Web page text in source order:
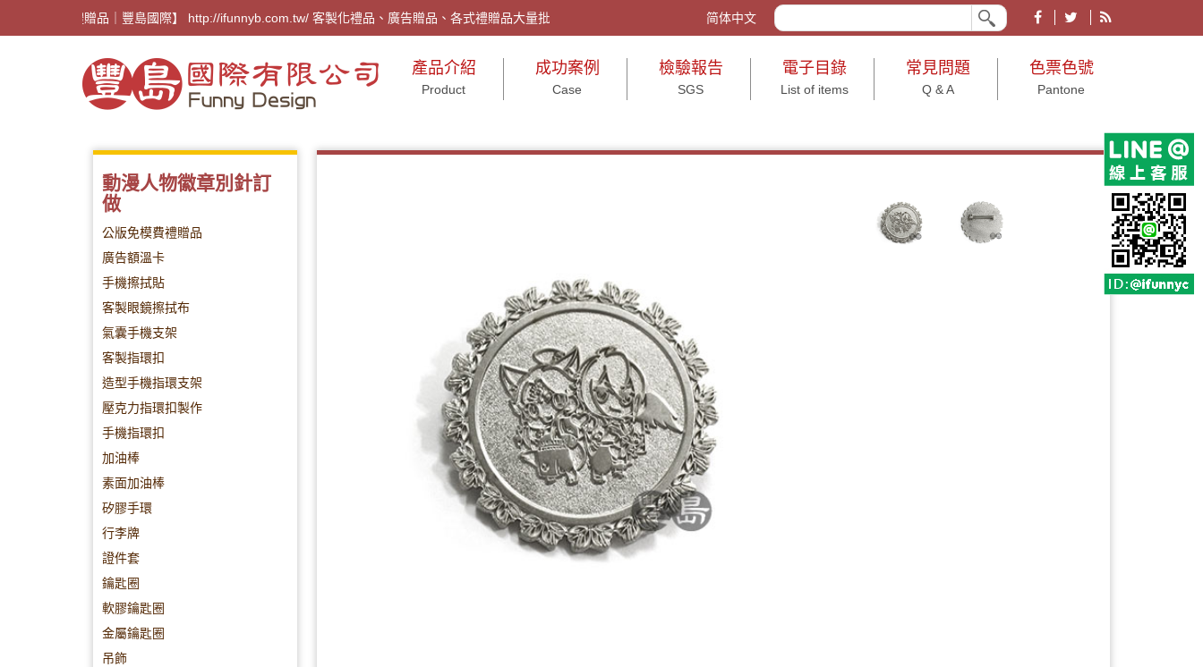
【廣告禮贈品｜豐島國際】 http://ifunnyb.com.tw/ 客製化禮品、廣告贈品、各式禮贈品大量批發與包裝、活動送禮、打造企業形象皆宜。有各大節慶、文具、結婚小物、年節及年終尾牙等用途之禮品贈品。
简体中文
產品介紹
Product
成功案例
Case
檢驗報告
SGS
電子目錄
List of items
常見問題
Q & A
色票色號
Pantone
動漫人物徽章別針訂
做
公版免模費禮贈品
廣告額溫卡
手機擦拭貼
客製眼鏡擦拭布
氣囊手機支架
客製指環扣
造型手機指環支架
壓克力指環扣製作
手機指環扣
加油棒
素面加油棒
矽膠手環
行李牌
證件套
鑰匙圈
軟膠鑰匙圈
金屬鑰匙圈
吊飾